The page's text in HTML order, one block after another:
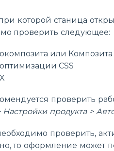
которой станица
проверить следующее:
или Композита
CSS
проверить
Настройки продукта >
проверить,
то оформление может